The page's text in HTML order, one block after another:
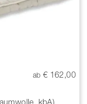
ab € 162,00
kbA)